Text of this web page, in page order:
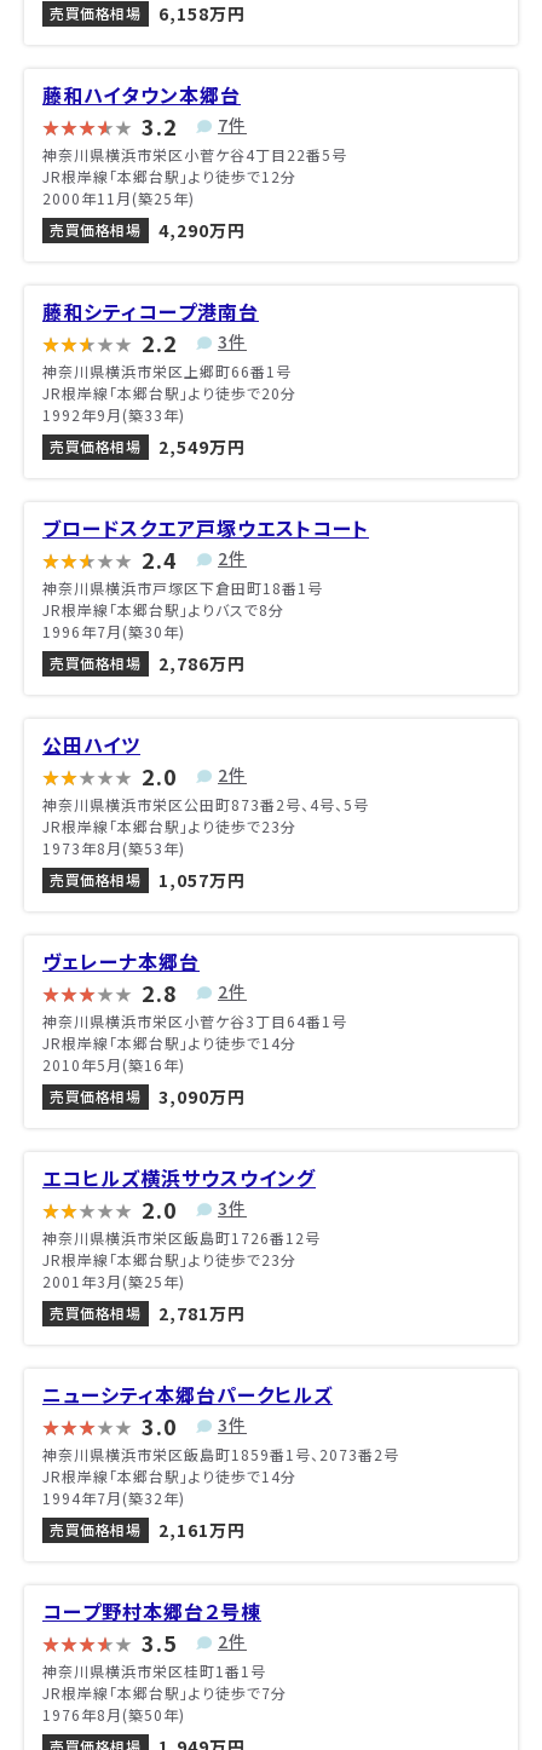
売買価格相場
6,158万円
藤和ハイタウン本郷台
3.2 7件
神奈川県横浜市栄区小菅ケ谷4丁目22番5号
JR根岸線「本郷台駅」より徒歩で12分
2000年11月(築25年)
売買価格相場
4,290万円
藤和シティコープ港南台
2.2 3件
神奈川県横浜市栄区上郷町66番1号
JR根岸線「本郷台駅」より徒歩で20分
1992年9月(築33年)
売買価格相場
2,549万円
ブロードスクエア戸塚ウエストコート
2.4 2件
神奈川県横浜市戸塚区下倉田町18番1号
JR根岸線「本郷台駅」よりバスで8分
1996年7月(築30年)
売買価格相場
2,786万円
公田ハイツ
2.0 2件
神奈川県横浜市栄区公田町873番2号、4号、5号
JR根岸線「本郷台駅」より徒歩で23分
1973年8月(築53年)
売買価格相場
1,057万円
ヴェレーナ本郷台
2.8 2件
神奈川県横浜市栄区小菅ケ谷3丁目64番1号
JR根岸線「本郷台駅」より徒歩で14分
2010年5月(築16年)
売買価格相場
3,090万円
エコヒルズ横浜サウスウイング
2.0 3件
神奈川県横浜市栄区飯島町1726番12号
JR根岸線「本郷台駅」より徒歩で23分
2001年3月(築25年)
売買価格相場
2,781万円
ニューシティ本郷台パークヒルズ
3.0 3件
神奈川県横浜市栄区飯島町1859番1号、2073番2号
JR根岸線「本郷台駅」より徒歩で14分
1994年7月(築32年)
売買価格相場
2,161万円
コープ野村本郷台２号棟
3.5 2件
神奈川県横浜市栄区桂町1番1号
JR根岸線「本郷台駅」より徒歩で7分
1976年8月(築50年)
売買価格相場